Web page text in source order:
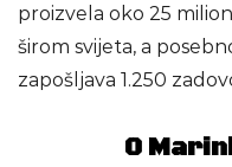
proizvela oko 25
širom svijeta, a
zapošljava 1.250
O